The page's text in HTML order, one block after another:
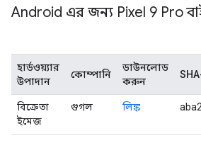
Android এর জন্য Pixel 9 Pro
হার্ডওয়্যার
উপাদান
কোম্পানি
ডাউনলোড
করুন
বিক্রেতা
ইমেজ
গুগল লিঙ্ক